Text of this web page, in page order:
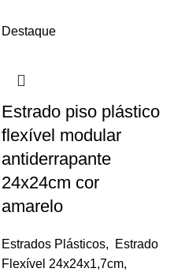
Destaque
Estrado piso plástico
flexível modular
antiderrapante
24x24cm cor
amarelo
Estrados Plásticos,
Estrado
Flexível 24x24x1,7cm,